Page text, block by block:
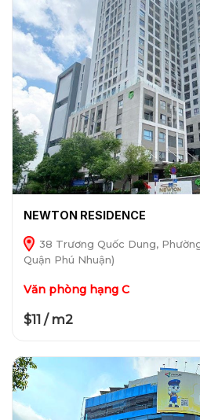
NEWTON RESIDENCE
38 Trương Quốc Dung,
Quận Phú Nhuận)
Văn phòng hạng C
$11 / m2